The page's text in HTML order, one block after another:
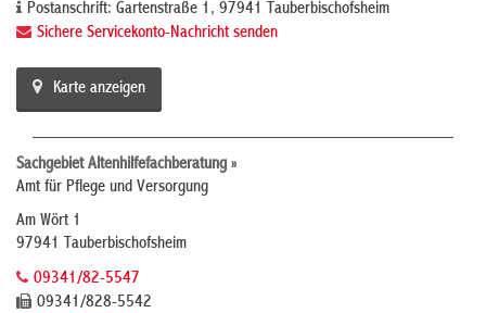
Postanschrift: Gartenstraße 1, 97941 Tauberbischofsheim
Sichere Servicekonto-Nachricht senden
Karte anzeigen
Sachgebiet Altenhilfefachberatung »
Amt für Pflege und Versorgung
Am Wört 1
97941 Tauberbischofsheim
09341/82-5547
09341/828-5542